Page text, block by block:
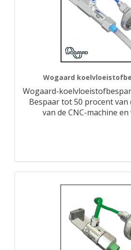
Wogaard
Wogaard-
Bespaar tot 50 procent
van de CNC-machine